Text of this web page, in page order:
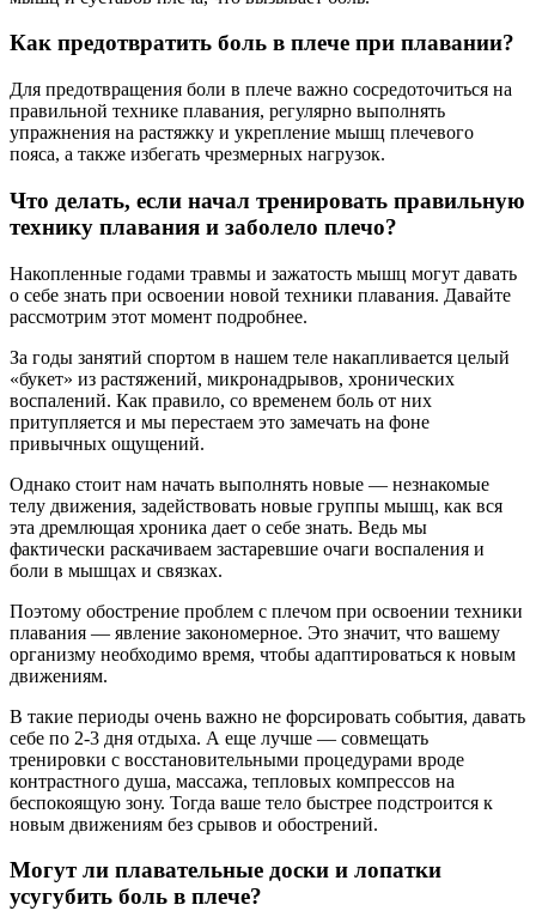
Как предотвратить боль в плече при плавании?
Для предотвращения боли в плече важно сосредоточиться на
правильной технике плавания, регулярно выполнять
упражнения на растяжку и укрепление мышц плечевого
пояса, а также избегать чрезмерных нагрузок.
Что делать, если начал тренировать правильную
технику плавания и заболело плечо?
Накопленные годами травмы и зажатость мышц могут давать
о себе знать при освоении новой техники плавания. Давайте
рассмотрим этот момент подробнее.
За годы занятий спортом в нашем теле накапливается целый
«букет» из растяжений, микронадрывов, хронических
воспалений. Как правило, со временем боль от них
притупляется и мы перестаем это замечать на фоне
привычных ощущений.
Однако стоит нам начать выполнять новые — незнакомые
телу движения, задействовать новые группы мышц, как вся
эта дремлющая хроника дает о себе знать. Ведь мы
фактически раскачиваем застаревшие очаги воспаления и
боли в мышцах и связках.
Поэтому обострение проблем с плечом при освоении техники
плавания — явление закономерное. Это значит, что вашему
организму необходимо время, чтобы адаптироваться к новым
движениям.
В такие периоды очень важно не форсировать события, давать
себе по 2-3 дня отдыха. А еще лучше — совмещать
тренировки с восстановительными процедурами вроде
контрастного душа, массажа, тепловых компрессов на
беспокоящую зону. Тогда ваше тело быстрее подстроится к
новым движениям без срывов и обострений.
Могут ли плавательные доски и лопатки
усугубить боль в плече?